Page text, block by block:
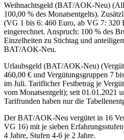
Weihnachtsgeld (BAT/AOK-Neu)
100,00 % des Monatsentgelts).
(VG 1 bis 6: 460 Euro, ab VG 7: 320
eingerechnet. Anspruch: 100 % des
Einzelheiten zu Stichtag und
BAT/AOK-Neu.
Urlaubsgeld (BAT/AOK-Neu)
460,00 € und Vergütungsgruppen 7
im Juli. Tariflicher Festbetrag je
vom Monatsentgelt); seit 01.01.2021
Tarifrunden haben nur die
Der BAT/AOK-Neu vergütet in 16
VG 16) mit je sieben
4 Jahre, Stufen 4-6 je 2 Jahre.